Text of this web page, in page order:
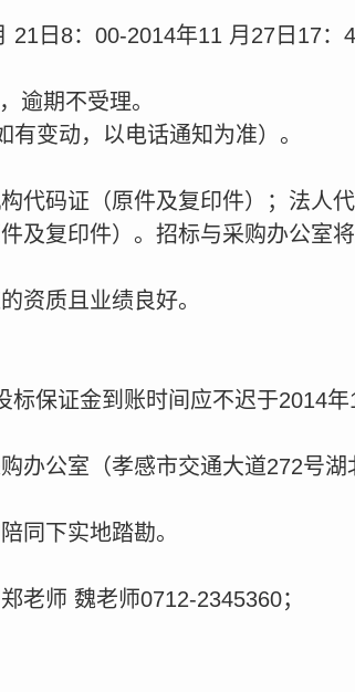
21日8：00-2014年11 月27日17：
逾期不受理。
有变动，以电话通知为准）。
代码证（原件及复印件）；法人
及复印件）。招标与采购办公室
资质且业绩良好。
保证金到账时间应不迟于2014年
办公室（孝感市交通大道272号
同下实地踏勘。
老师 魏老师0712-2345360；